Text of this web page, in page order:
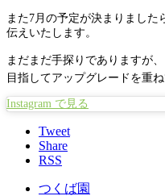
また7月の予定が決まりまし
伝えいたします。
まだまだ手探りでありますが
目指してアップグレードを重
Instagram で見る
Tweet
Share
RSS
つくば園